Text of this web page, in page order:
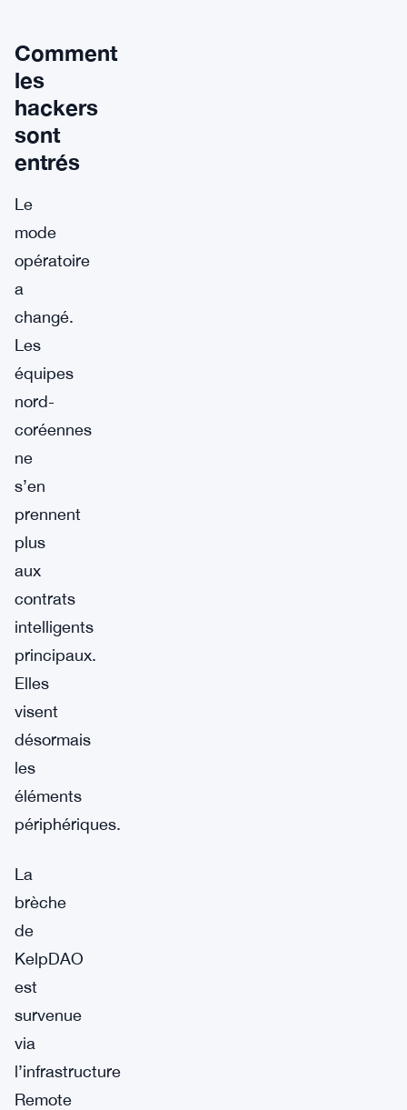
Comment
les
hackers
sont
entrés
Le
mode
opératoire
a
changé.
Les
équipes
nord-
coréennes
ne
s’en
prennent
plus
aux
contrats
intelligents
principaux.
Elles
visent
désormais
les
éléments
périphériques.
La
brèche
de
KelpDAO
est
survenue
via
l’infrastructure
Remote